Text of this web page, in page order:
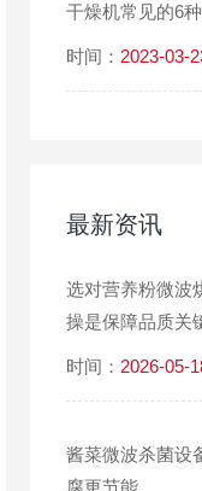
干燥机常见的6
时间： 2023-03-
最新资讯
选对营养粉微波
操是保障品质关
时间： 2026-05-
酱菜微波杀菌设
腐更节能